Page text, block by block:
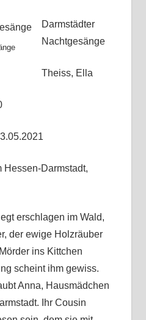
Darmstädter
Nachtgesänge
Theiss, Ella
Hessen-Darmstadt,
erschlagen im Wald,
der ewige Holzräuber
ins Kittchen
scheint ihm gewiss.
Anna, Hausmädchen
Ihr Cousin